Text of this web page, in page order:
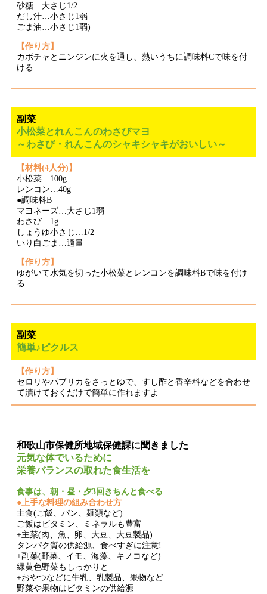
砂糖…大さじ1/2
だし汁…小さじ1弱
ごま油…小さじ1弱)
【作り方】
カボチャとニンジンに火を通し、熱いうちに調味料Cで味を付
ける
副菜
小松菜とれんこんのわさびマヨ
～わさび・れんこんのシャキシャキがおいしい～
【材料(4人分)】
小松菜…100g
レンコン…40g
●調味料B
マヨネーズ…大さじ1弱
わさび…1g
しょうゆ小さじ…1/2
いり白ごま…適量
【作り方】
ゆがいて水気を切った小松菜とレンコンを調味料Bで味を付け
る
副菜
簡単♪ピクルス
【作り方】
セロリやパプリカをさっとゆで、すし酢と香辛料などを合わせ
て漬けておくだけで簡単に作れますよ
和歌山市保健所地域保健課に聞きました
元気な体でいるために
栄養バランスの取れた食生活を
食事は、朝・昼・夕3回きちんと食べる
●上手な料理の組み合わせ方
主食(ご飯、パン、麺類など)
ご飯はビタミン、ミネラルも豊富
+主菜(肉、魚、卵、大豆、大豆製品)
タンパク質の供給源、食べすぎに注意!
+副菜(野菜、イモ、海藻、キノコなど)
緑黄色野菜もしっかりと
+おやつなどに牛乳、乳製品、果物など
野菜や果物はビタミンの供給源